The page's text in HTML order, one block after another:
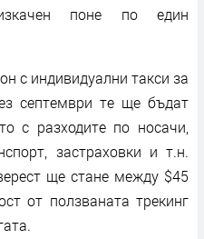
поне по един
с индивидуални такси за
септември те ще бъдат
с разходите по носачи,
застраховки и т.н.
ще стане между $45
от ползваната трекинг